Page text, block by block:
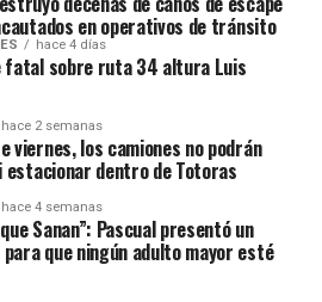
en operativos de tránsito
hace 4 días
fatal sobre ruta 34 altura Luis
hace 2 semanas
viernes, los camiones no podrán
estacionar dentro de Totoras
hace 4 semanas
Sanan”: Pascual presentó un
que ningún adulto mayor esté